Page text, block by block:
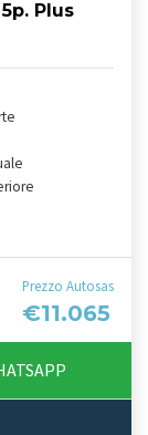
Plus
Prezzo Autosas
€11.065